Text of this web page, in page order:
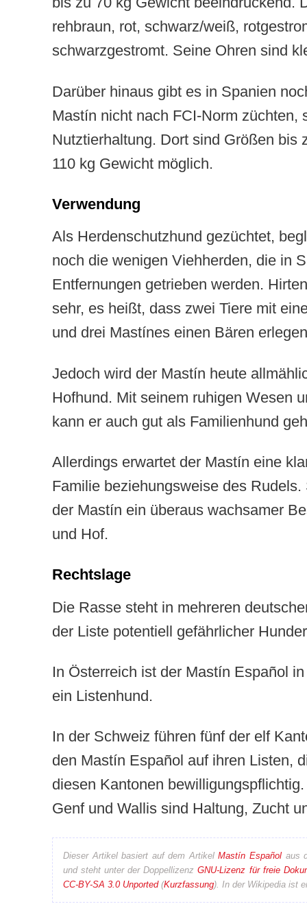
rehbraun, rot, schwarz/weiß,
schwarzgestromt. Seine Ohren sind
Darüber hinaus gibt es in Spanien
Mastín nicht nach FCI-Norm züchten,
Nutztierhaltung. Dort sind Größen bis
110 kg Gewicht möglich.
Verwendung
Als Herdenschutzhund gezüchtet,
noch die wenigen Viehherden, die in
Entfernungen getrieben werden.
sehr, es heißt, dass zwei Tiere mit
und drei Mastínes einen Bären
Jedoch wird der Mastín heute
Hofhund. Mit seinem ruhigen Wesen
kann er auch gut als Familienhund
Allerdings erwartet der Mastín eine
Familie beziehungsweise des
der Mastín ein überaus wachsamer
und Hof.
Rechtslage
Die Rasse steht in mehreren
der Liste potentiell gefährlicher
In Österreich ist der Mastín Español
ein Listenhund.
In der Schweiz führen fünf der elf
den Mastín Español auf ihren Listen,
diesen Kantonen
Genf und Wallis sind Haltung, Zucht
Dieser Artikel basiert auf dem ArtikelMastín Español aus
und steht unter der DoppellizenzGNU-Lizenz für freie
CC-BY-SA 3.0 Unported(Kurzfassung). In der Wikipedia ist